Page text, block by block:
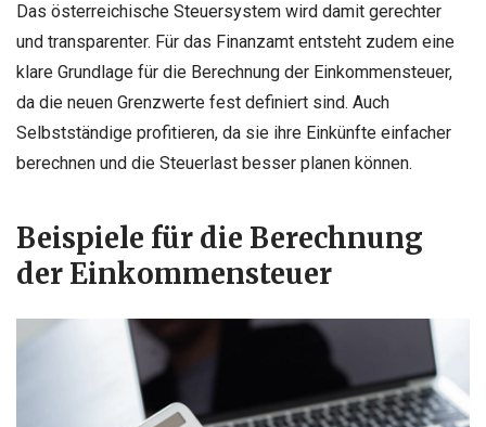
Das österreichische Steuersystem wird damit gerechter
und transparenter. Für das Finanzamt entsteht zudem eine
klare Grundlage für die Berechnung der Einkommensteuer,
da die neuen Grenzwerte fest definiert sind. Auch
Selbstständige profitieren, da sie ihre Einkünfte einfacher
berechnen und die Steuerlast besser planen können.
Beispiele für die Berechnung
der Einkommensteuer